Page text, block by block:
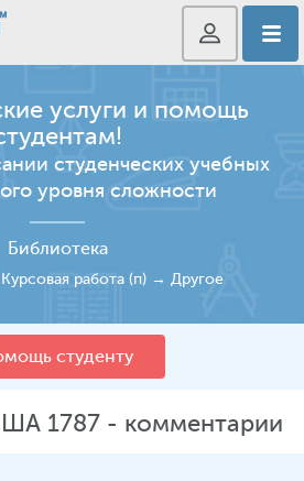
услуги и помощь
студенческих учебных
уровня сложности
Библиотека
Курсовая работа (п)→ Другое
студенту
1787 - комментарии